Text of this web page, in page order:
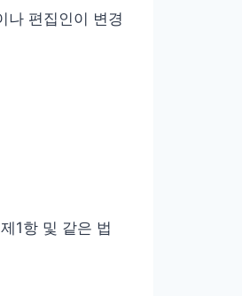
나 편집인이 변경
1항 및 같은 법